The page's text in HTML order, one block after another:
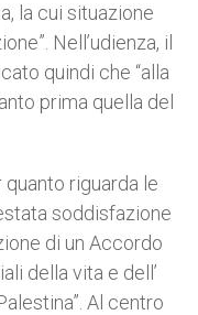
la cui situazione
Nell’udienza, il
quindi che “alla
prima quella del
riguarda le
soddisfazione
di un Accordo
della vita e dell’
Al centro